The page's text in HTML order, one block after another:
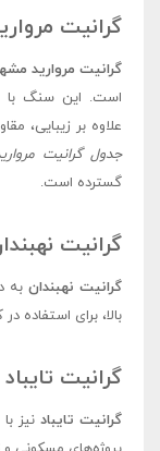
گرانیت
گرانیت مروارید
است. این سنگ با
علاوه بر زیبایی،
جدول گرانیت
گسترده است.
گرانیت
گرانیت نهبندانبه
بالا، برای استفاده
گرانیت تایباد
گرانیت تایبادنیز